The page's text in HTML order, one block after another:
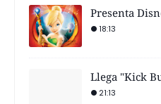
Presenta
18:13
Llega "Kick
21:13